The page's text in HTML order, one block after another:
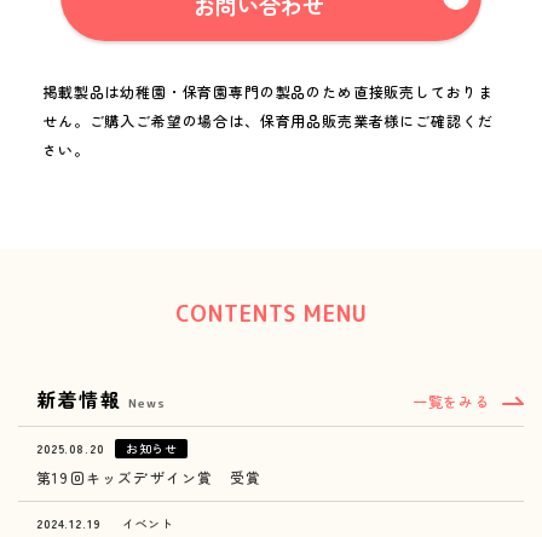
掲載製品は幼稚園・保育園専門の製品のため直接販売しておりま
せん。 ご購入ご希望の場合は、保育用品販売業者様にご確認くだ
さい。
CONTENTS MENU
新着情報 News 一覧をみる
2025.08.20 お知らせ
第19回キッズデザイン賞 受賞
2024.12.19 イベント